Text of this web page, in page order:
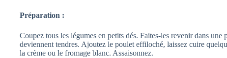
Préparation :
Coupez tous les légumes en petits dés. Faites-les revenir dans une
deviennent tendres. Ajoutez le poulet effiloché, laissez cuire
la crème ou le fromage blanc. Assaisonnez.